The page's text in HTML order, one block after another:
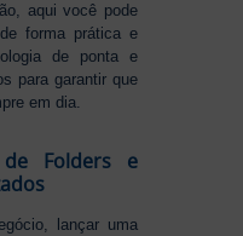
aqui você pode
de forma prática e
de ponta e
para garantir que
em dia.
de Folders e
lançar uma